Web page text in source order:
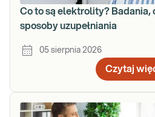
Co to są elektrolity? Badania,
sposoby uzupełniania
05 sierpnia 2026
Czytaj